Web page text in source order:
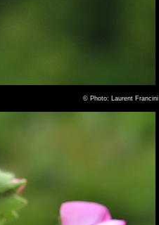
© Photo: Laurent Francini